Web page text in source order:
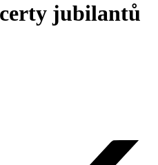
jubilantů